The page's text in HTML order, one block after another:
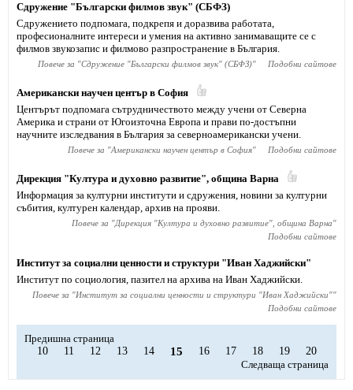
Сдружение "Български филмов звук" (СБФЗ)
Сдружението подпомага, подкрепя и доразвива работата,
професионалните интереси и умения на активно занимаващите се с
филмов звукозапис и филмово разпространение в България.
Повече за "Сдружение "Български филмов звук" (СБФЗ)" Подобни сайтове
Американски научен център в София
Центърът подпомага сътрудничеството между учени от Северна
Америка и страни от Югоизточна Европа и прави по-достъпни
научните изследвания в България за северноамерикански учени.
Повече за "Американски научен център в София" Подобни сайтове
Дирекция "Култура и духовно развитие", община Варна
Информация за културни институти и сдружения, новини за културни
събития, културен календар, архив на прояви.
Повече за "Дирекция "Култура и духовно развитие", община Варна"
Подобни сайтове
Институт за социални ценности и структури "Иван Хаджийски"
Институт по социология, пазител на архива на Иван Хаджийски.
Повече за "Институт за социални ценности и структури "Иван Хаджийски""
Подобни сайтове
Предишна страница
10
11 12 13 14 15 16 17 18 19
20
Следваща страница